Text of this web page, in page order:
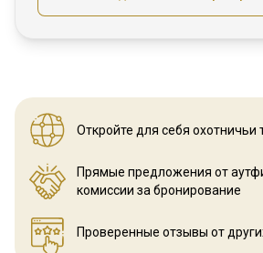
Откройте для себя охотничьи
Прямые предложения от
комиссии за бронирование
Проверенные отзывы от